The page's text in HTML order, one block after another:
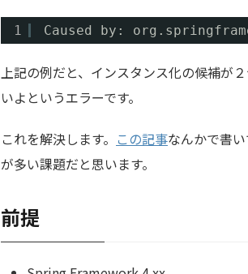
1 Caused by:
上記の例だと、インスタンス化の候補が
いよというエラーです。
これを解決します。 この記事なんかで書
が多い課題だと思います。
前提